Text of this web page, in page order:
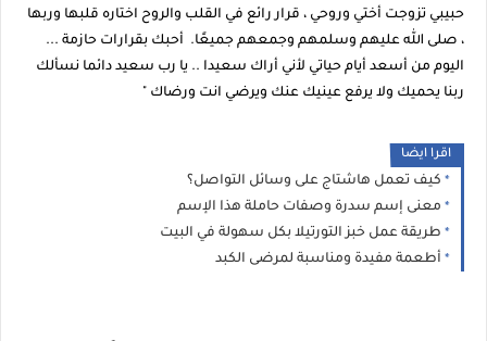
حبيبي تزوجت أختي وروحي ، قرار رائع في القلب والروح اختاره قلبها وربها
، صلى الله عليهم وسلمهم وجمعهم جميعًا. أحبك بقرارات حازمة ...
اليوم من أسعد أيام حياتي لأني أراك سعيدا .. يا رب سعيد دائما نسألك
ربنا يحميك ولا يرفع عينيك عنك ويرضي انت ورضاك "
اقرا ايضا
كيف تعمل هاشتاج على وسائل التواصل؟
معنى إسم سدرة وصفات حاملة هذا الإسم
طريقة عمل خبز التورتيلا بكل سهولة في البيت
أطعمة مفيدة ومناسبة لمرضى الكبد